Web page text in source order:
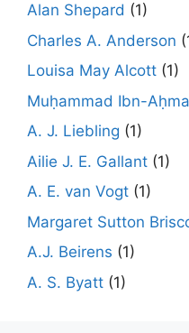
Alan Shepard (1)
Charles A. Anderson
Louisa May Alcott (1)
Muḥammad Ibn-
A. J. Liebling (1)
Ailie J. E. Gallant (1)
A. E. van Vogt (1)
Margaret Sutton
A.J. Beirens (1)
A. S. Byatt (1)